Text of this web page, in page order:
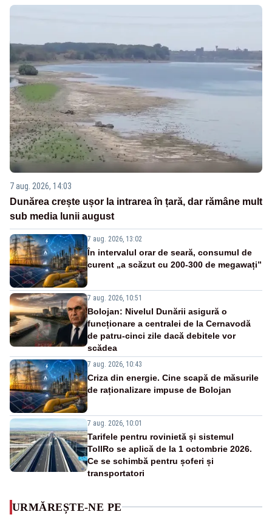
7 aug. 2026, 14:03
Dunărea crește ușor la intrarea în țară, dar rămâne mult
sub media lunii august
7 aug. 2026, 13:02
În intervalul orar de seară, consumul de
curent „a scăzut cu 200-300 de megawați”
7 aug. 2026, 10:51
Bolojan: Nivelul Dunării asigură o
funcționare a centralei de la Cernavodă
de patru-cinci zile dacă debitele vor
scădea
7 aug. 2026, 10:43
Criza din energie. Cine scapă de măsurile
de raționalizare impuse de Bolojan
7 aug. 2026, 10:01
Tarifele pentru rovinietă și sistemul
TollRo se aplică de la 1 octombrie 2026.
Ce se schimbă pentru șoferi și
transportatori
URMĂREȘTE-NE PE